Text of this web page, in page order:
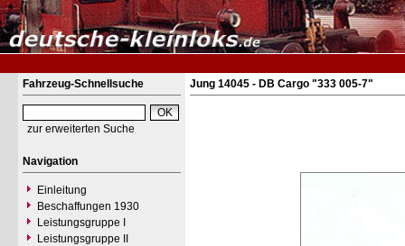
Fahrzeug-Schnellsuche
zur erweiterten Suche
Navigation
Einleitung
Beschaffungen 1930
Leistungsgruppe I
Leistungsgruppe II
Jung 14045 - DB Cargo "333 005-7"